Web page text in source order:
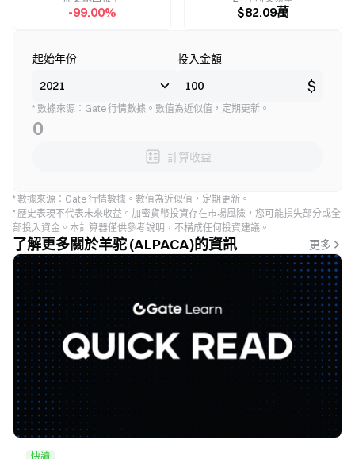
-99.00% $82.09萬
起始年份 投入金額
$
* 數據來源：Gate 行情數據。數值為近似值，定期更新。
0
計算收益
* 數據來源：Gate 行情數據。數值為近似值，定期更新。
* 歷史表現不代表未來收益。加密貨幣投資存在市場風險，您可能損失部分或全
部投入資金。本計算器僅供參考說明，不構成任何投資建議。
了解更多關於羊驼 (ALPACA)的資訊 更多
快讀